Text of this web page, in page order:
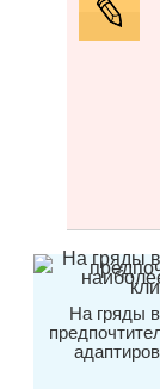
На гряды